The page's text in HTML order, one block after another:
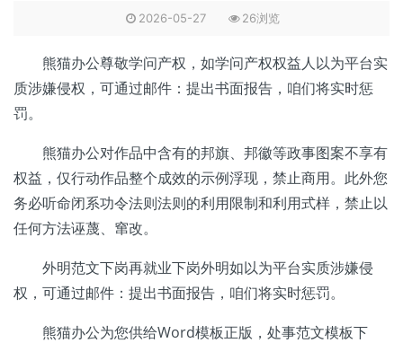
2026-05-27 26浏览
熊猫办公尊敬学问产权，如学问产权权益人以为平台实
质涉嫌侵权，可通过邮件：提出书面报告，咱们将实时惩
罚。
熊猫办公对作品中含有的邦旗、邦徽等政事图案不享有
权益，仅行动作品整个成效的示例浮现，禁止商用。此外您
务必听命闭系功令法则法则的利用限制和利用式样，禁止以
任何方法诬蔑、窜改。
外明范文下岗再就业下岗外明如以为平台实质涉嫌侵
权，可通过邮件：提出书面报告，咱们将实时惩罚。
熊猫办公为您供给Word模板正版，处事范文模板下